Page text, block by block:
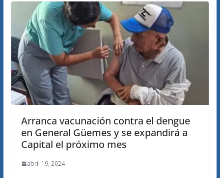
Arranca vacunación contra el dengue
en General Güemes y se expandirá a
Capital el próximo mes
abril 19, 2024